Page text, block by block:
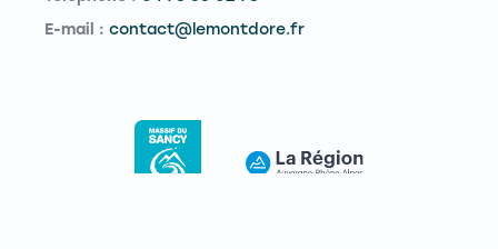
E-mail : contact@lemontdore.fr